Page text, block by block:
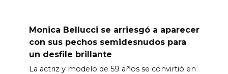
Monica Bellucci se arriesgó a aparecer
con sus pechos semidesnudos para
un desfile brillante
La actriz y modelo de 59 años se convirtió en